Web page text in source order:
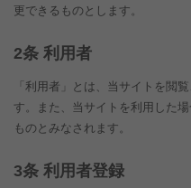
更できるものとします。
条 利用者
「利用者」とは、当サイトを閲
す。また、当サイトを利用した
ものとみなされます。
条 利用者登録